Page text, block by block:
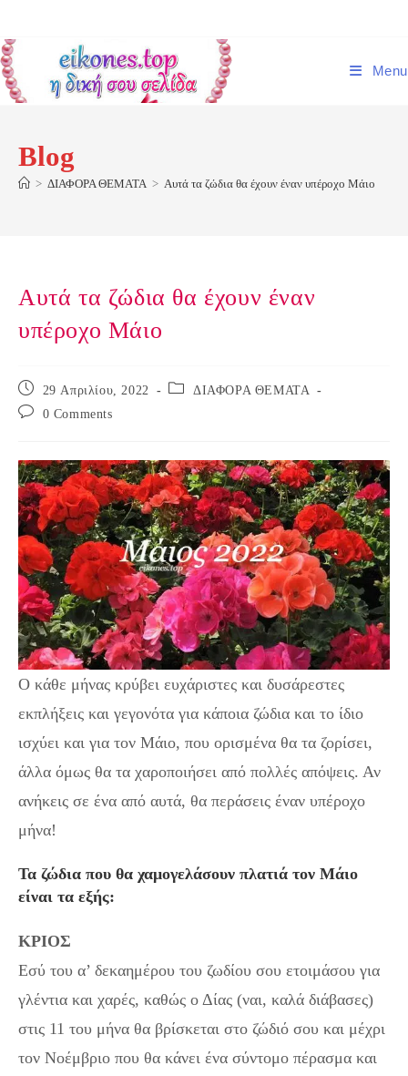
content
Menu
Blog
> ΔΙΑΦΟΡΑ ΘΕΜΑΤΑ > Αυτά τα ζώδια θα έχουν έναν υπέροχο Μάιο
Αυτά τα ζώδια θα έχουν έναν
υπέροχο Μάιο
Post
published:
29 Απριλίου, 2022
Post ΔΙΑΦΟΡΑ ΘΕΜΑΤΑ
Post
0 Comments
Ο κάθε μήνας κρύβει ευχάριστες και δυσάρεστες
εκπλήξεις και γεγονότα για κάποια ζώδια και το ίδιο
ισχύει και για τον Μάιο, που ορισμένα θα τα ζορίσει,
άλλα όμως θα τα χαροποιήσει από πολλές απόψεις. Αν
ανήκεις σε ένα από αυτά, θα περάσεις έναν υπέροχο
μήνα!
Τα ζώδια που θα χαμογελάσουν πλατιά τον Μάιο
είναι τα εξής:
ΚΡΙΟΣ
Εσύ του α’ δεκαημέρου του ζωδίου σου ετοιμάσου για
γλέντια και χαρές, καθώς ο Δίας (ναι, καλά διάβασες)
στις 11 του μήνα θα βρίσκεται στο ζώδιό σου και μέχρι
τον Νοέμβριο που θα κάνει ένα σύντομο πέρασμα και